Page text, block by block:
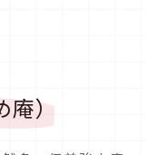
庵）